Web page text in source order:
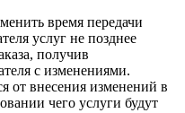
время передачи
услуг не позднее
получив
с изменениями.
от внесения изменений в
чего услуги будут